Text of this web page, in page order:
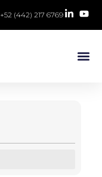
+52 (442) 217 6769